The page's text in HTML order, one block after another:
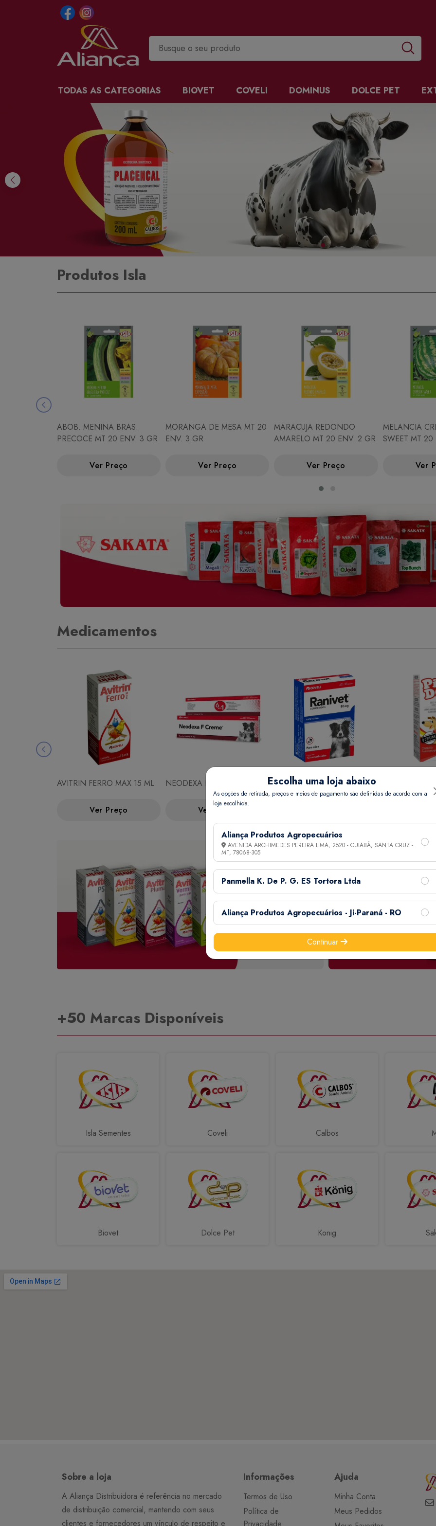
TODAS AS CATEGORIAS BIOVET COVELI DOMINUS DOLCE PET
Produtos Isla
ABOB. MENINA BRAS.
PRECOCE MT 20 ENV. 3 GR
Ver Preço
MORANGA DE MESA MT 20
ENV. 3 GR
Ver Preço
MARACUJA REDONDO
AMARELO MT 20 ENV. 2 GR
Ver Preço
MELANCIA
SWEET MT
Ver
Medicamentos
AVITRIN FERRO MAX 15 ML
Ver Preço
NEODEXA F CREME 15 GR
Ver Preço
RANIVET 80 MG COMP 12
Ver
+50 Marcas Disponíveis
Isla Sementes Coveli Calbos
Biovet Dolce Pet Konig
Sobre a loja
A Aliança Distribuidora é referência no mercado
de distribuição comercial, mantendo com seus
clientes e fornecedores um vínculo de respeito e
Informações
Termos de Uso
Política de
Privacidade
Ajuda
Minha Conta
Meus Pedidos
Escolha uma loja abaixo
As opções de retirada, preços e meios de pagamento são definidas de acordo com a
loja escolhida.
Aliança Produtos Agropecuários
AVENIDA ARCHIMEDES PEREIRA LIMA, 2520 - CUIABÁ, SANTA CRUZ -
MT, 78068-305
Panmella K. De P. G. ES Tortora Ltda
Aliança Produtos Agropecuários - Ji-Paraná - RO
Continuar